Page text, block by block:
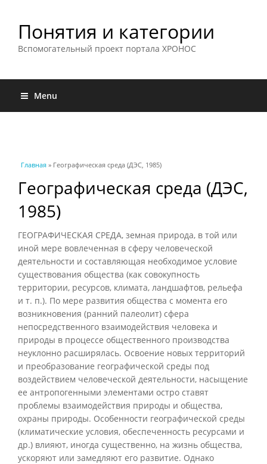
Понятия и категории
Вспомогательный проект портала ХРОНОС
Menu
Вы здесь
Главная » Географическая среда (ДЭС, 1985)
Географическая среда (ДЭС,
1985)
ГЕОГРАФИЧЕСКАЯ СРЕДА, земная природа, в той или
иной мере вовлеченная в сферу человеческой
деятельности и составляющая необходимое условие
существования общества (как совокупность
территории, ресурсов, климата, ландшафтов, рельефа
и т. п.). По мере развития общества с момента его
возникновения (ранний палеолит) сфера
непосредственного взаимодействия человека и
природы в процессе общественного производства
неуклонно расширялась. Освоение новых территорий
и преобразование географической среды под
воздействием человеческой деятельности, насыщение
ее антропогенными элементами остро ставят
проблемы взаимодействия природы и общества,
охраны природы. Особенности географической среды
(климатические условия, обеспеченность ресурсами и
др.) влияют, иногда существенно, на жизнь общества,
ускоряют или замедляют его развитие. Однако